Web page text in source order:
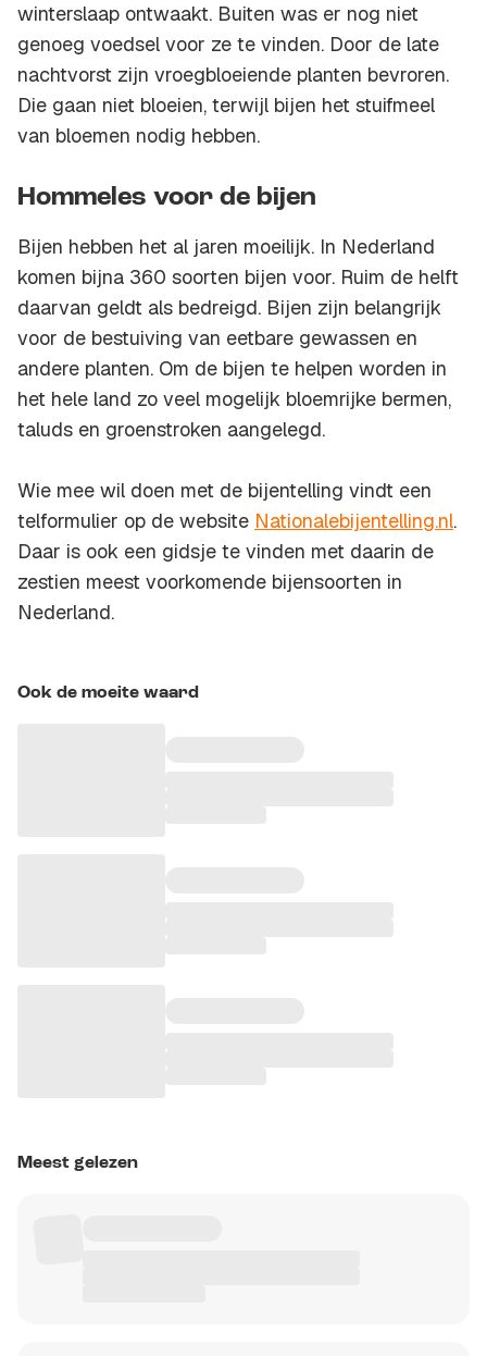
winterslaap ontwaakt. Buiten was er nog niet
genoeg voedsel voor ze te vinden. Door de late
nachtvorst zijn vroegbloeiende planten bevroren.
Die gaan niet bloeien, terwijl bijen het stuifmeel
van bloemen nodig hebben.
Hommeles voor de bijen
Bijen hebben het al jaren moeilijk. In Nederland
komen bijna 360 soorten bijen voor. Ruim de helft
daarvan geldt als bedreigd. Bijen zijn belangrijk
voor de bestuiving van eetbare gewassen en
andere planten. Om de bijen te helpen worden in
het hele land zo veel mogelijk bloemrijke bermen,
taluds en groenstroken aangelegd.
Wie mee wil doen met de bijentelling vindt een
telformulier op de website Nationalebijentelling.nl.
Daar is ook een gidsje te vinden met daarin de
zestien meest voorkomende bijensoorten in
Nederland.
Ook de moeite waard
Meest gelezen